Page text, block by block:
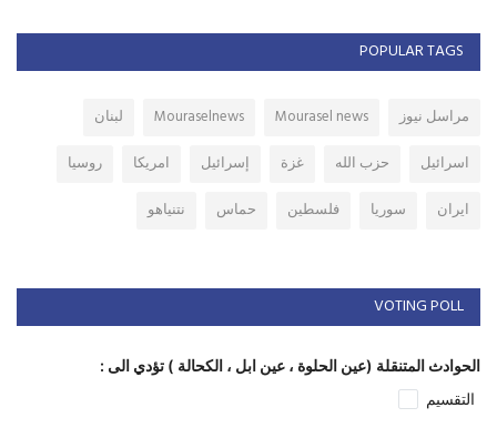
POPULAR TAGS
مراسل نيوز Mourasel news
Mouraselnews
لبنان
اسرائيل
حزب الله غزة إسرائيل امريكا
روسيا
ايران
سوريا فلسطين حماس نتنياهو
VOTING POLL
الحوادث المتنقلة (عين الحلوة ، عين ابل ، الكحالة ) تؤدي الى :
التقسيم